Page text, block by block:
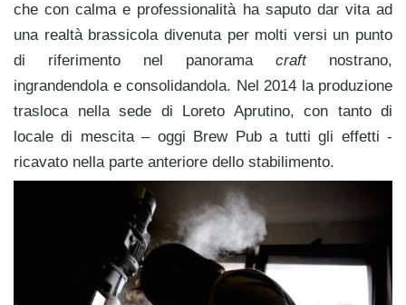
che con calma e professionalità ha saputo dar vita ad
una realtà brassicola divenuta per molti versi un punto
di riferimento nel panorama craftnostrano,
ingrandendola e consolidandola. Nel 2014 la produzione
trasloca nella sede di Loreto Aprutino, con tanto di
locale di mescita – oggi Brew Pub a tutti gli effetti -
ricavato nella parte anteriore dello stabilimento.